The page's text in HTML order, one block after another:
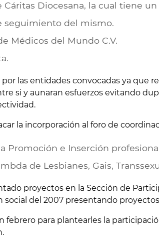
Cáritas Diocesana, la cual tiene
seguimiento del mismo.
Médicos del Mundo C.V.
las entidades convocadas ya que
si y aunaran esfuerzos evitando
la incorporación al foro de
Promoción e Inserción
de Lesbianes, Gais,
proyectos en la Sección de
social del 2007 presentando
febrero para plantearles la